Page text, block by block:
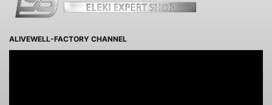
ALIVEWELL-FACTORY CHANNEL